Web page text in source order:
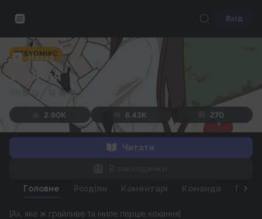
Вхід
Назад
ВЕБКОМІКС
У-ля-ля
Oh la la 쎄 쎄 쎄
2.90K 6.43K 270
Читати
Головне Розділи Коментарі Команда
[Ах, яке ж грайливе та миле перше кохання]